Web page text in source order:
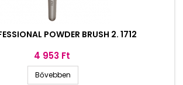
POWDER BRUSH 2. 1712
Ár
4 953 Ft
Bővebben